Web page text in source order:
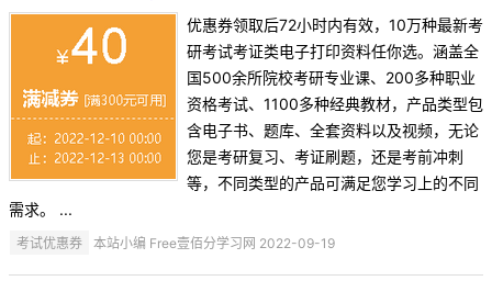
优惠券领取后72小时内有效，10万种最新考
研考试考证类电子打印资料任你选。涵盖全
国500余所院校考研专业课、200多种职业
资格考试、1100多种经典教材，产品类型包
含电子书、题库、全套资料以及视频，无论
您是考研复习、考证刷题，还是考前冲刺
等，不同类型的产品可满足您学习上的不同
需求。 ...
考试优惠券 本站小编 Free壹佰分学习网 2022-09-19